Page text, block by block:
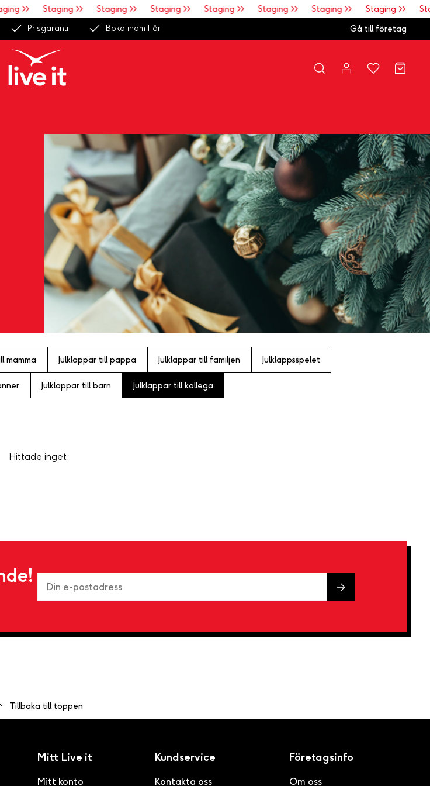
>> Staging >> Staging >> Staging >> Staging >> Staging >> Staging >> Staging >>
Prisgaranti Boka inom 1 år Gå till företag
mamma Julklappar till pappa Julklappar till familjen Julklappsspelet
Julklappar till barn Julklappar till kollega
Hittade inget
Tillbaka till toppen
Mitt Live it
Mitt konto
Kundservice
Kontakta oss
Företagsinfo
Om oss